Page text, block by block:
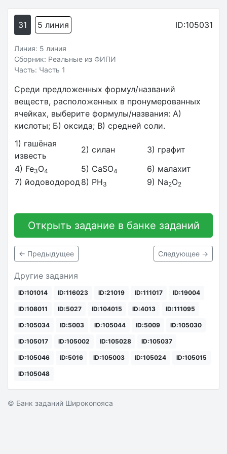
31 5 линия ID:105031
Линия: 5 линия
Сборник: Реальные из ФИПИ
Часть: Часть 1
Среди предложенных формул/названий
веществ, расположенных в пронумерованных
ячейках, выберите формулы/названия: А)
кислоты; Б) оксида; В) средней соли.
1) гашёная
известь
2) силан
3) графит
4) Fe3O4 5) CaSO4
6) малахит
7) йодоводород 8) PH3 9) Na2O2
Открыть задание в банке заданий
← Предыдущее Следующее →
Другие задания
ID:101014 ID:116023 ID:21019 ID:111017 ID:19004
ID:108011 ID:5027 ID:104015 ID:4013 ID:111095
ID:105034 ID:5003 ID:105044 ID:5009 ID:105030
ID:105017 ID:105002 ID:105028 ID:105037
ID:105046 ID:5016 ID:105003 ID:105024 ID:105015
ID:105048
© Банк заданий Широкопояса